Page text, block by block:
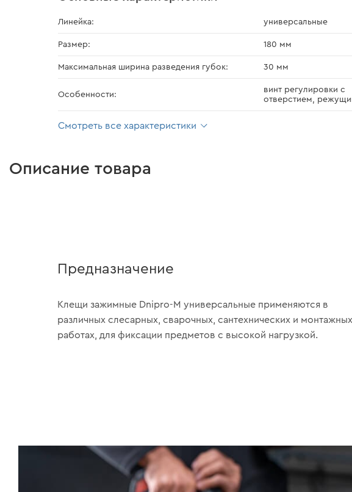
Линейка: универсальные
Размер: 180 мм
Максимальная ширина разведения губок: 30 мм
Особенности:
винт регулировки с
отверстием,
Смотреть все характеристики
Описание товара
Предназначение
Клещи зажимные Dnipro-M универсальные применяются в
различных слесарных, сварочных, сантехнических и монтажных
работах, для фиксации предметов с высокой нагрузкой.